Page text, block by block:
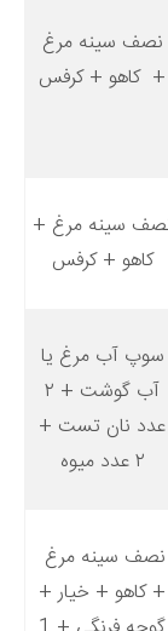
نصف سینه مرغ
+ کاهو + کرفس
سینه مرغ +
کاهو + کرفس
سوپ آب مرغ یا
آب گوشت + ۲
عدد نان تست +
۲ عدد میوه
نصف سینه مرغ
+ کاهو + خیار +